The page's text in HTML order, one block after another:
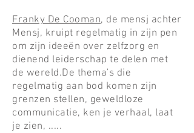
Franky De Cooman, de mensj achter
Mensj, kruipt regelmatig in zijn pen
om zijn ideeën over zelfzorg en
dienend leiderschap te delen met
de wereld.De thema's die
regelmatig aan bod komen zijn
grenzen stellen, geweldloze
communicatie, ken je verhaal, laat
je zien, .....